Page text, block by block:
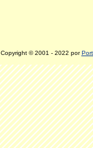
Copyright © 2001 - 2022 por